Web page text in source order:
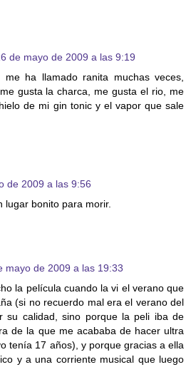
de mayo de 2009 a las 9:19
me ha llamado ranita muchas veces,
gusta la charca, me gusta el rio, me
de mi gin tonic y el vapor que sale
de 2009 a las 9:56
lugar bonito para morir.
mayo de 2009 a las 19:33
la película cuando la vi el verano que
(si no recuerdo mal era el verano del
su calidad, sino porque la peli iba de
de la que me acababa de hacer ultra
tenía 17 años), y porque gracias a ella
y a una corriente musical que luego